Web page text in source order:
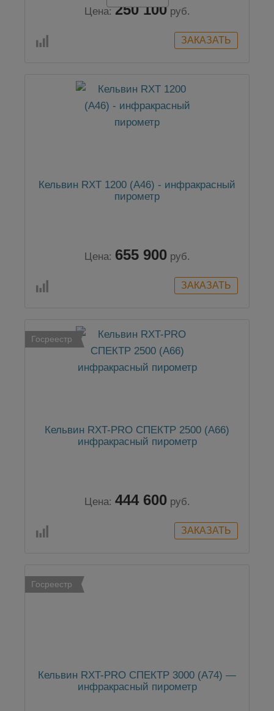
Цена: 250 100 руб.
Кельвин RXT 1200 (А46) - инфракрасный
пирометр
Цена: 655 900 руб.
Госреестр
Кельвин RXT-PRO СПЕКТР 2500 (А66)
инфракрасный пирометр
Цена: 444 600 руб.
Госреестр
Кельвин RXT-PRO СПЕКТР 3000 (А74) —
инфракрасный пирометр